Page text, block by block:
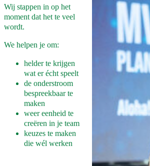
Wij stappen in op het
moment dat het te veel
wordt.
We helpen je om:
helder te krijgen
wat er écht speelt
de onderstroom
bespreekbaar te
maken
weer eenheid te
creëren in je team
keuzes te maken
die wél werken